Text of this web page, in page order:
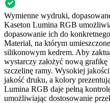
Wymienne wydruki,
Kaseton Lumina RGB
dopasowanie ich do
Materiał, na którym
silikonowym kedrem. Aby
wystarczy założyć nową
szczelinę ramy. Wysokiej
jakość druku, a kolory
Lumina RGB daje pełną
umożliwiając dostosowanie